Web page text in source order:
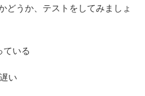
どうか、テストをしてみましょ
いる
い